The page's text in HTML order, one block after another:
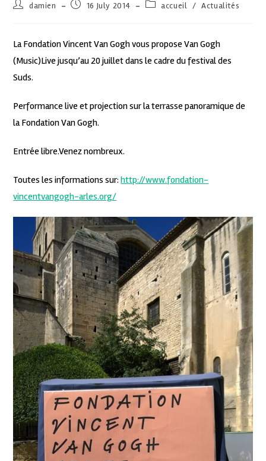
damien 16 July 2014 accueil / Actualités
La Fondation Vincent Van Gogh vous propose Van Gogh
(Music)Live jusqu’au 20 juillet dans le cadre du festival des
Suds.
Performance live et projection sur la terrasse panoramique de
la Fondation Van Gogh.
Entrée libre.Venez nombreux.
Toutes les informations sur:http://www.fondation-
vincentvangogh-arles.org/